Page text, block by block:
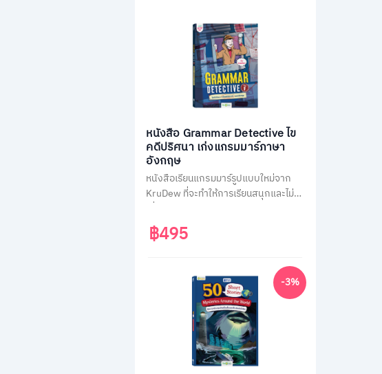
หนังสือ Grammar Detective ไข
คดีปริศนา เก่งแกรมมาร์ภาษา
อังกฤษ
หนังสือเรียนแกรมมาร์รูปแบบใหม่จาก
KruDew ที่จะทำให้การเรียนสนุกและไม่น่า
สวมบทนักสืบ ไขคดีปริศนาไปพร้อมกับ
การเรียนรู้หลักแกรมมาร์ที่ครอบคลุม
ฝึกหัดทบทวนความเข้าใจมากกว่า 400
฿495
-3%